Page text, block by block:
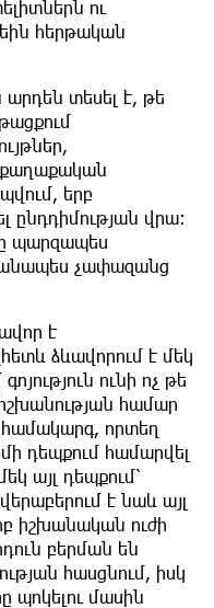
ու
հերթական
տեսել է, թե
երբ
ընդդիմության վրա։
պարզապես
չափազանց
է
ձևավորում է մեկ
ունի ոչ թե
համար
որտեղ
մի դեպքում համարվել
այլ դեպքում՝
է նաև այլ
իշխանական ուժի
բերման են
հասցնում, իսկ
պոկելու մասին